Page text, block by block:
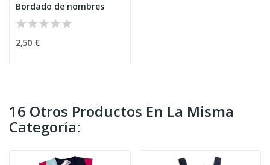
Bordado de nombres
2,50 €
16 Otros Productos En La Misma
Categoría: